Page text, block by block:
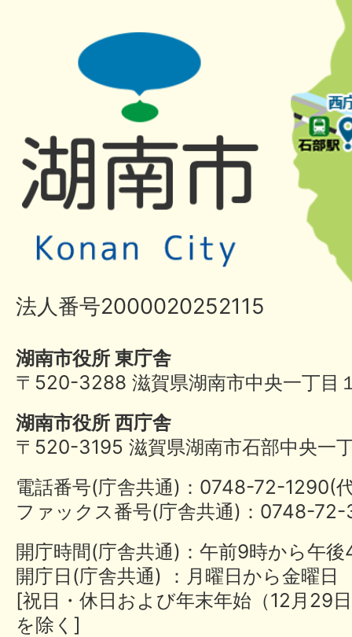
法人番号2000020252115
湖南市役所 東庁舎
〒520-3288 滋賀県湖南市中央一丁目
湖南市役所 西庁舎
〒520-3195 滋賀県湖南市石部中央一
電話番号(庁舎共通)：0748-72-
ファックス番号(庁舎共通)：0748-
開庁時間(庁舎共通)：午前9時から午
開庁日(庁舎共通) ：月曜日から金曜日
[祝日・休日および年末年始（12月29
を除く]